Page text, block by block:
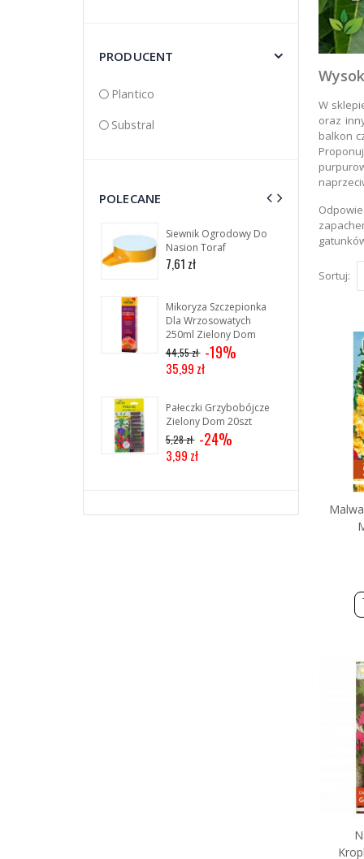
PRODUCENT
Plantico
Substral
POLECANE
Siewnik Ogrodowy Do
Nasion Toraf
7,61 zł
Mikoryza Szczepionka
Dla Wrzosowatych
250ml Zielony Dom
44,55 zł -19%
35,99 zł
Pałeczki Grzybobójcze
Zielony Dom 20szt
5,28 zł -24%
3,99 zł
W
oraz
balkon
Sortuj: